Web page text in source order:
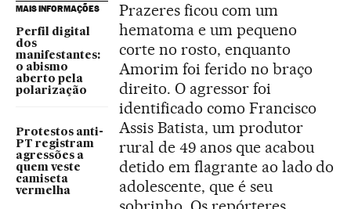
MAIS INFORMAÇÕES
Perfil digital
dos
manifestantes:
o abismo
aberto pela
polarização
Protestos anti-
PT registram
agressões a
quem veste
camiseta
vermelha
Prazeres ficou com um
hematoma e um pequeno
corte no rosto, enquanto
Amorim foi ferido no braço
direito. O agressor foi
identificado como Francisco
Assis Batista, um produtor
rural de 49 anos que acabou
detido em flagrante ao lado do
adolescente, que é seu